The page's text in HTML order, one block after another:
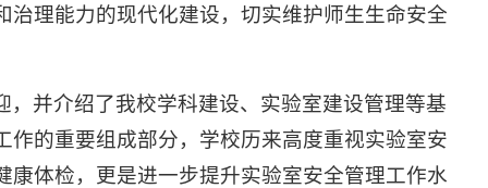
理能力的现代化建设，切实维护师生生命安全
并介绍了我校学科建设、实验室建设管理等基
的重要组成部分，学校历来高度重视实验室安
体检，更是进一步提升实验室安全管理工作水